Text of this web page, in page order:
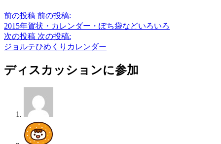
前の投稿 前の投稿:
2015年賀状・カレンダー・ぽち袋などいろいろ
次の投稿 次の投稿:
ジョルテひめくりカレンダー
ディスカッションに参加